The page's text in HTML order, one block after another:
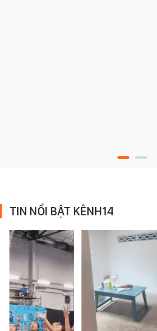
TIN NỔI BẬT KÊNH14